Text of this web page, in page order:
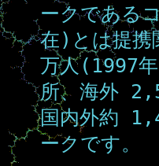
ークである
在)とは提携
万人(1997
所、海外
国内外約
ークです。